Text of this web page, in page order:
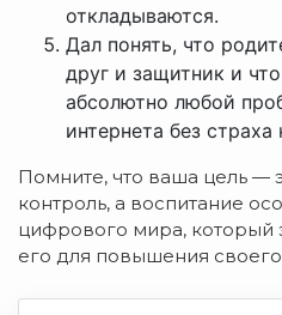
откладываются.
Дал понять, что
друг и защитник и
абсолютно любой
интернета без страха
Помните, что ваша цель —
контроль, а воспитание
цифрового мира, который
его для повышения